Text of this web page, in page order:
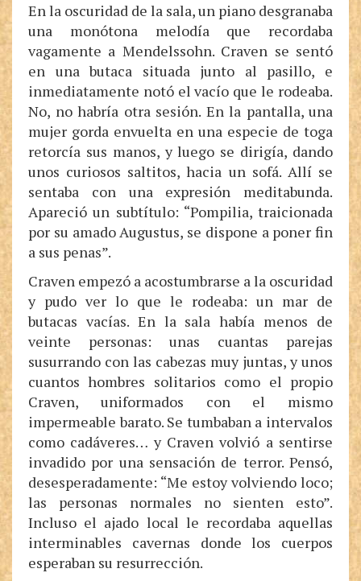
En la oscuridad de la sala, un piano desgranaba
una monótona melodía que recordaba
vagamente a Mendelssohn. Craven se sentó
en una butaca situada junto al pasillo, e
inmediatamente notó el vacío que le rodeaba.
No, no habría otra sesión. En la pantalla, una
mujer gorda envuelta en una especie de toga
retorcía sus manos, y luego se dirigía, dando
unos curiosos saltitos, hacia un sofá. Allí se
sentaba con una expresión meditabunda.
Apareció un subtítulo: “Pompilia, traicionada
por su amado Augustus, se dispone a poner fin
a sus penas”.
Craven empezó a acostumbrarse a la oscuridad
y pudo ver lo que le rodeaba: un mar de
butacas vacías. En la sala había menos de
veinte personas: unas cuantas parejas
susurrando con las cabezas muy juntas, y unos
cuantos hombres solitarios como el propio
Craven, uniformados con el mismo
impermeable barato. Se tumbaban a intervalos
como cadáveres… y Craven volvió a sentirse
invadido por una sensación de terror. Pensó,
desesperadamente: “Me estoy volviendo loco;
las personas normales no sienten esto”.
Incluso el ajado local le recordaba aquellas
interminables cavernas donde los cuerpos
esperaban su resurrección.